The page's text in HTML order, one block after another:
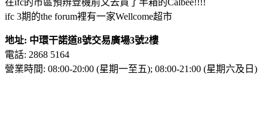
ifc 3期的the forum裡有一家Wellcome超市
地址: 中環干諾道8號交易廣場3號2樓
電話: 2868 5164
營業時間: 08:00-20:00 (星期一至五); 08:00-21:00 (星期六及日)